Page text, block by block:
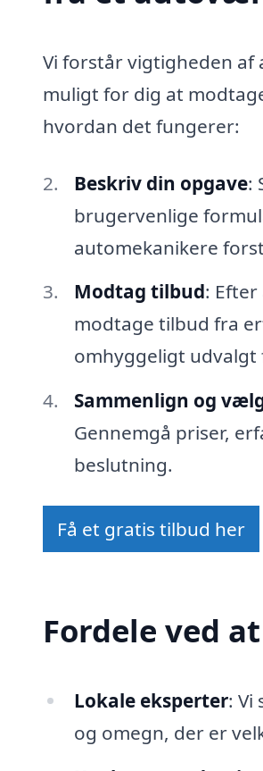
Vi forstår vigtigheden
muligt for dig at
hvordan det fungerer:
Beskriv din opgave:
brugervenlige
automekanikere
Modtag tilbud:
modtage tilbud fra
omhyggeligt udvalgt
Sammenlign og
Gennemgå priser,
beslutning.
Få et gratis tilbud her
Fordele ved
Lokale eksperter: Vi
og omegn, der er